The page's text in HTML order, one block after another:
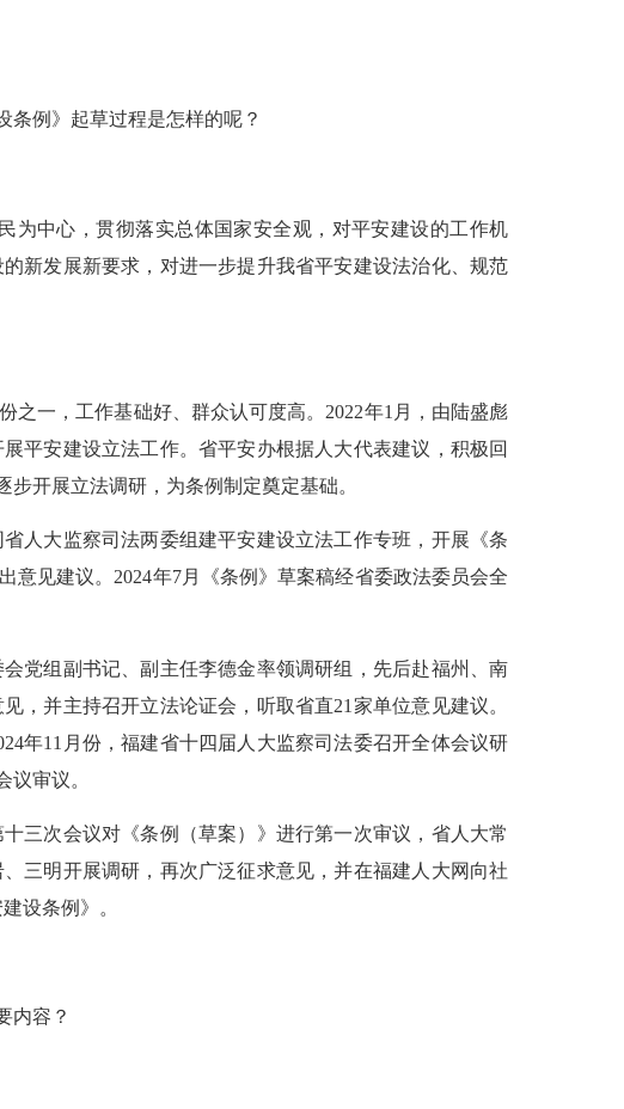
例》起草过程是怎样的呢？
中心，贯彻落实总体国家安全观，对平安建设的工作机
新发展新要求，对进一步提升我省平安建设法治化、规范
一，工作基础好、群众认可度高。2022年1月，由陆盛彪
平安建设立法工作。省平安办根据人大代表建议，积极回
开展立法调研，为条例制定奠定基础。
大监察司法两委组建平安建设立法工作专班，开展《条
见建议。2024年7月《条例》草案稿经省委政法委员会全
组副书记、副主任李德金率领调研组，先后赴福州、南
，并主持召开立法论证会，听取省直21家单位意见建议。
年11月份，福建省十四届人大监察司法委召开全体会议研
审议。
三次会议对《条例（草案）》进行第一次审议，省人大常
三明开展调研，再次广泛征求意见，并在福建人大网向社
设条例》。
内容？